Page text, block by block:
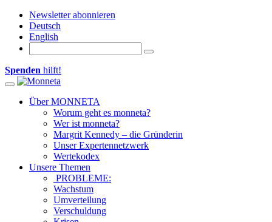
Newsletter abonnieren
Deutsch
English
Spenden hilft!
Toggle navigation
Über MONNETA
Worum geht es monneta?
Wer ist monneta?
Margrit Kennedy – die Gründerin
Unser Expertennetzwerk
Wertekodex
Unsere Themen
PROBLEME:
Wachstum
Umverteilung
Verschuldung